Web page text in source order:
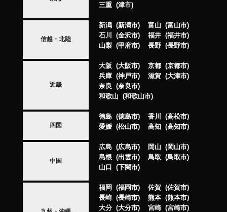
三重
津市
信越・北陸
新潟 新潟市 富山
富山市
石川
金沢市 福井
福井市
山梨
甲府市 長野 長野市
近畿
大阪 大阪市 京都
京都市
兵庫
神戸市 滋賀
大津市
奈良
奈良市
和歌山
和歌山市
四国
徳島 徳島市 香川
高松市
愛媛
松山市 高知 高知市
中国
広島 広島市 岡山
岡山市
島根
出雲市 鳥取
鳥取市
山口
下関市
福岡 福岡市 佐賀
佐賀市
長崎
長崎市 熊本
熊本市
大分
大分市 宮崎
宮崎市